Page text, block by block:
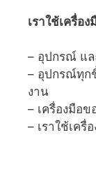
เราใช้เครื่อ
– อุปกรณ์ แล
– อุปกรณ์ทุก
งาน
– เครื่องมือข
– เราใช้เครื่